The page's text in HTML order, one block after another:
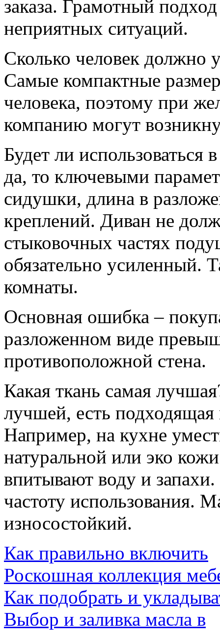
заказа. Грамотный
неприятных ситуаций.
Сколько человек должно
Самые компактные
человека, поэтому при
компанию могут
Будет ли использоваться
да, то ключевыми
сидушки, длина в
креплений. Диван не
стыковочных частях
обязательно усиленный.
комнаты.
Основная ошибка –
разложенном виде
противоположной стена.
Какая ткань самая
лучшей, есть подходящая
Например, на кухне
натуральной или эко
впитывают воду и
частоту использования.
износостойкий.
Как правильно включить
Роскошная коллекция
Как подобрать и
Выбор и заливка масла в